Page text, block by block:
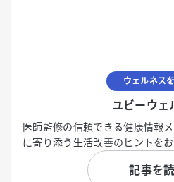
ウェルネス
ユビーウェ
医師監修の信頼できる健康情報
に寄り添う生活改善のヒントをお
記事を